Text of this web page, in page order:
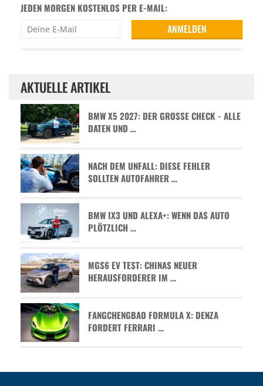
JEDEN MORGEN KOSTENLOS PER E-MAIL:
AKTUELLE ARTIKEL
BMW X5 2027: DER GROSSE CHECK - ALLE D
ATEN UND …
NACH DEM UNFALL: DIESE FEHLER
SOLLTEN AUTOFAHRER …
BMW IX3 UND ALEXA+: WENN DAS AUTO
PLÖTZLICH …
MGS6 EV TEST: CHINAS NEUER
HERAUSFORDERER IM …
FANGCHENGBAO FORMULA X: DENZA
FORDERT FERRARI …